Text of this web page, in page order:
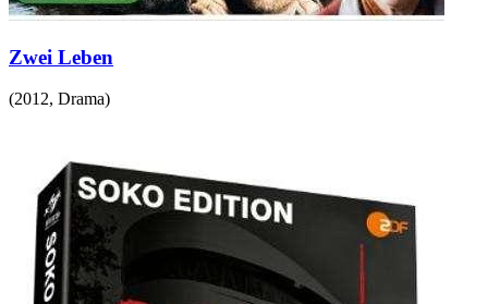
Zwei Leben
(2012, Drama)